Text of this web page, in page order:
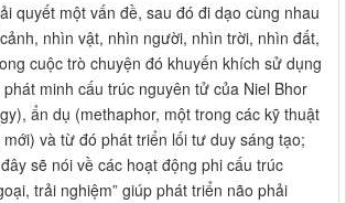
quyết một vấn đề, sau đó đi dạo cùng nhau
nhìn vật, nhìn người, nhìn trời, nhìn đất,
cuộc trò chuyện đó khuyến khích sử dụng
minh cấu trúc nguyên tử của Niel Bhor
ẩn dụ (methaphor, một trong các kỹ thuật
và từ đó phát triển lối tư duy sáng tạo;
sẽ nói về các hoạt động phi cấu trúc
trải nghiệm” giúp phát triển não phải